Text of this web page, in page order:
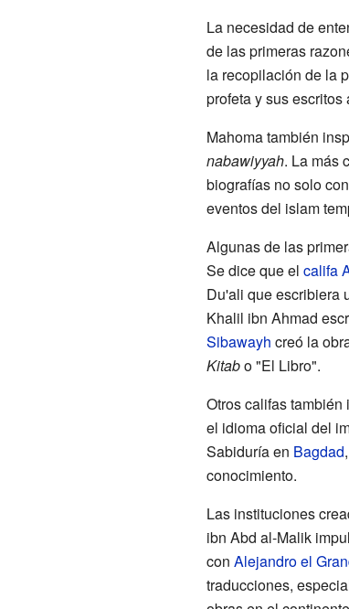
La necesidad de
de las primeras
la recopilación de la
profeta y sus
Mahoma también
nabawiyyah. La más
biografías no solo
eventos del islam
Algunas de las
Se dice que el califa
Du'ali que escribiera
Khalil ibn Ahmad
Sibawayh creó la
Kitabo "El Libro".
Otros califas
el idioma oficial del
Sabiduría en Bagdad
conocimiento.
Las instituciones
ibn Abd al-Malik
con Alejandro el
traducciones,